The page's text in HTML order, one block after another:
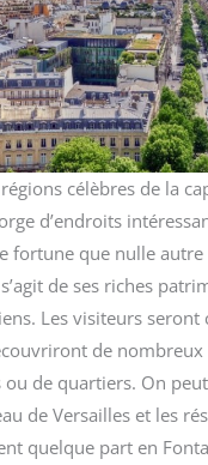
célèbres de la
d’endroits
fortune que nulle
de ses riches
Les visiteurs seront
de nombreux
ou de quartiers. On
de Versailles et les
quelque part en